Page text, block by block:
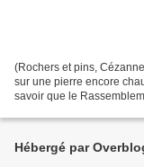
(Rochers et pins,
sur une pierre encore
savoir que le
Hébergé par